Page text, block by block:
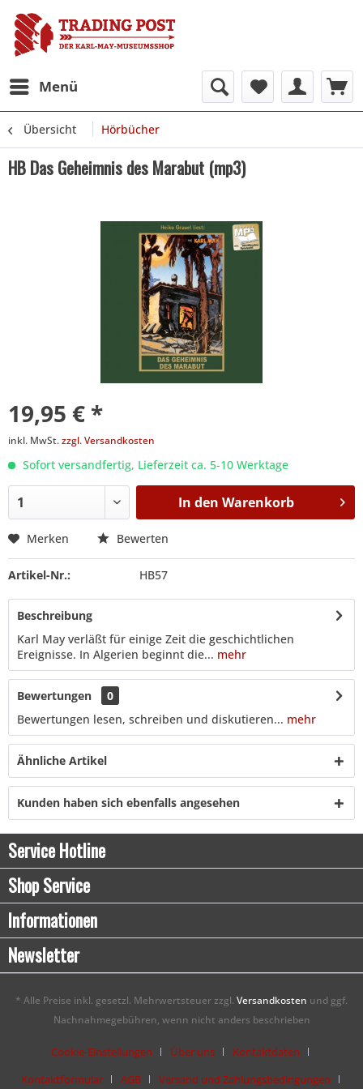
Menü
Übersicht Hörbücher
HB Das Geheimnis des Marabut (mp3)
19,95 € *
inkl. MwSt.zzgl. Versandkosten
Sofort versandfertig, Lieferzeit ca. 5-10 Werktage
In den Warenkorb
Merken Bewerten
Artikel-Nr.: HB57
Beschreibung
Karl May verläßt für einige Zeit die geschichtlichen
Ereignisse. In Algerien beginnt die... mehr
Bewertungen
0
Bewertungen lesen, schreiben und diskutieren... mehr
Ähnliche Artikel
Kunden haben sich ebenfalls angesehen
Service Hotline
Shop Service
Informationen
Newsletter
* Alle Preise inkl. gesetzl. Mehrwertsteuer zzgl. Versandkosten und ggf.
Nachnahmegebühren, wenn nicht anders beschrieben
Cookie-Einstellungen Über uns
Kontaktdaten
Kontaktformular
AGB Versand und Zahlungsbedingungen